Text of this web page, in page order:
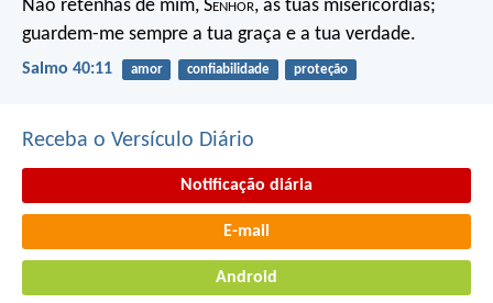
Não retenhas de mim, Senhor, as tuas misericórdias;
guardem-me sempre a tua graça e a tua verdade.
Salmo 40:11 amor confiabilidade proteção
Receba o Versículo Diário
Notificação diária
E-mail
Android